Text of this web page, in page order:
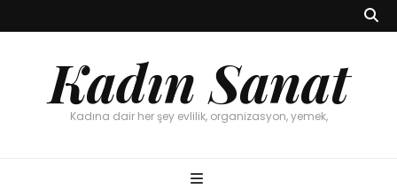
Kadın Sanat
Kadına dair her şey evlilik, organizasyon, yemek,